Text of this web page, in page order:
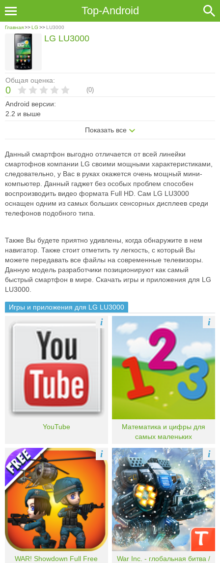
Top-Android
Главная>>LG >> LU3000
Общая оценка:
0 (0)
Android версии:
2.2 и выше
Показать все
LG LU3000
Данный смартфон выгодно отличается от всей линейки
смартофнов компании LG своими мощными характеристиками,
следовательно, у Вас в руках окажется очень мощный мини-
компьютер. Данный гаджет без особых проблем способен
воспроизводить видео формата Full HD. Сам LG LU3000
оснащен одним из самых больших сенсорных дисплеев среди
телефонов подобного типа.
Также Вы будете приятно удивлены, когда обнаружите в нем
навигатор. Также стоит отметить ту легкость, с который Вы
можете передавать все файлы на современные телевизоры.
Данную модель разработчики позиционируют как самый
быстрый смартфон в мире. Скачать игры и приложения для LG
LU3000.
Игры и приложения для LG LU3000
YouTube
i
Математика и цифры для
самых маленьких
i
WAR! Showdown Full Free
i
War Inc. - глобальная битва /
i